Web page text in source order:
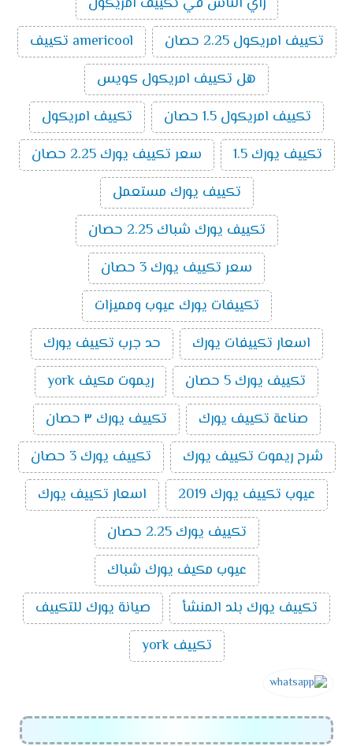
تكييف امريكول 2.25 حصان
americool تكييف
هل تكييف امريكول كويس
تكييف امريكول 1.5 حصان
تكييف امريكول
تكييف يورك 1.5
سعر تكييف يورك 2.25 حصان
تكييف يورك مستعمل
تكييف يورك شباك 2.25 حصان
سعر تكييف يورك 3 حصان
تكييفات يورك عيوب ومميزات
اسعار تكييفات يورك
حد جرب تكييف يورك
تكييف يورك 5 حصان
ريموت مكيف york
صناعة تكييف يورك
تكييف يورك ٣ حصان
شرح ريموت تكييف يورك
تكييف يورك 3 حصان
عيوب تكييف يورك 2019
اسعار تكييف يورك
تكييف يورك 2.25 حصان
عيوب مكيف يورك شباك
تكييف يورك بلد المنشأ
صيانة يورك للتكييف
تكييف york